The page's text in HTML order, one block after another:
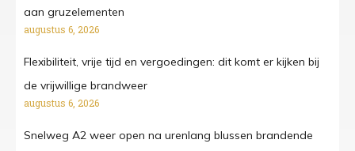
aan gruzelementen
augustus 6, 2026
Flexibiliteit, vrije tijd en vergoedingen: dit komt er kijken bij
de vrijwillige brandweer
augustus 6, 2026
Snelweg A2 weer open na urenlang blussen brandende